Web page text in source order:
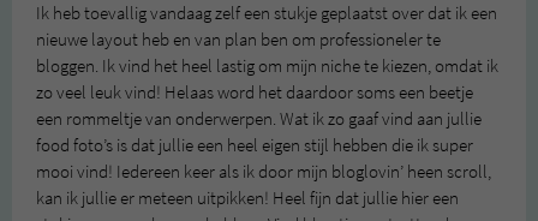
Ik heb toevallig vandaag zelf een stukje geplaatst over dat ik een
nieuwe layout heb en van plan ben om professioneler te
bloggen. Ik vind het heel lastig om mijn niche te kiezen, omdat ik
zo veel leuk vind! Helaas word het daardoor soms een beetje
een rommeltje van onderwerpen. Wat ik zo gaaf vind aan jullie
food foto’s is dat jullie een heel eigen stijl hebben die ik super
mooi vind! Iedereen keer als ik door mijn bloglovin’ heen scroll,
kan ik jullie er meteen uitpikken! Heel fijn dat jullie hier een